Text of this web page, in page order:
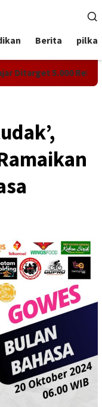
Berita
5.000 Rekening